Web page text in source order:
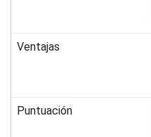
Ventajas
Puntuación